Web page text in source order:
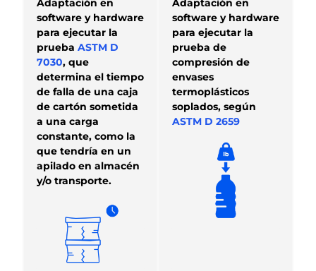
Adaptación en
software y hardware
para ejecutar la
prueba ASTM D
7030, que
determina el tiempo
de falla de una caja
de cartón sometida
a una carga
constante, como la
que tendría en un
apilado en almacén
y/o transporte.
Adaptación en
software y hardware
para ejecutar la
prueba de
compresión de
envases
termoplásticos
soplados, según
ASTM D 2659